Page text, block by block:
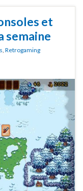
et
semaine
, Retrogaming